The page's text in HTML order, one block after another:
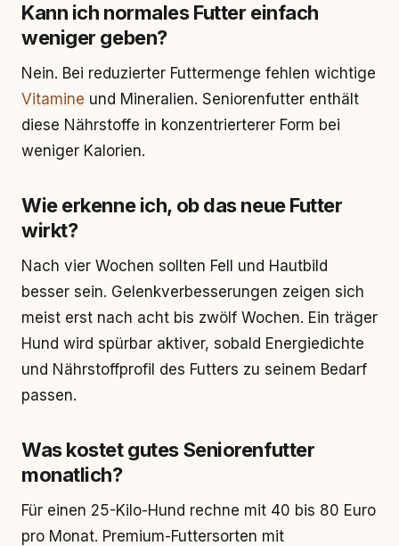
Kann ich normales Futter einfach
weniger geben?
Nein. Bei reduzierter Futtermenge fehlen wichtige
Vitamine und Mineralien. Seniorenfutter enthält
diese Nährstoffe in konzentrierterer Form bei
weniger Kalorien.
Wie erkenne ich, ob das neue Futter
wirkt?
Nach vier Wochen sollten Fell und Hautbild
besser sein. Gelenkverbesserungen zeigen sich
meist erst nach acht bis zwölf Wochen. Ein träger
Hund wird spürbar aktiver, sobald Energiedichte
und Nährstoffprofil des Futters zu seinem Bedarf
passen.
Was kostet gutes Seniorenfutter
monatlich?
Für einen 25-Kilo-Hund rechne mit 40 bis 80 Euro
pro Monat. Premium-Futtersorten mit